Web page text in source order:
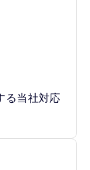
る当社対応